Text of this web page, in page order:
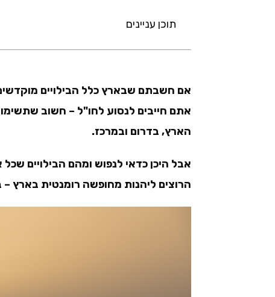
תוכן עניינים
אם חשבתם שבארץ כלל הבילויים
אתם חייבים לנסוע לחו"ל – חשוב שתשימו
הארץ, בדרום ובמרכז.
אבל היכן כדאי לנפוש ומהם הבילויים
הרוצים ליהנות מחופשה רומנטית בארץ